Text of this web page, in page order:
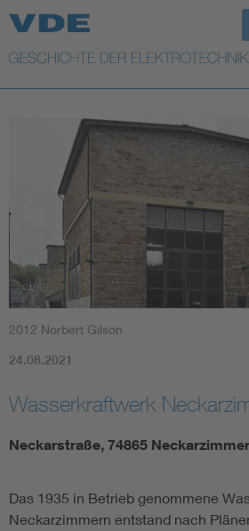
Top Themen
Weitere Themen
2012 Norbert Gilson
24.08.2021
Wasserkraftwerk
Neckarstraße, 74865
Das 1935 in Betrieb genommene
Neckarzimmern entstand nach